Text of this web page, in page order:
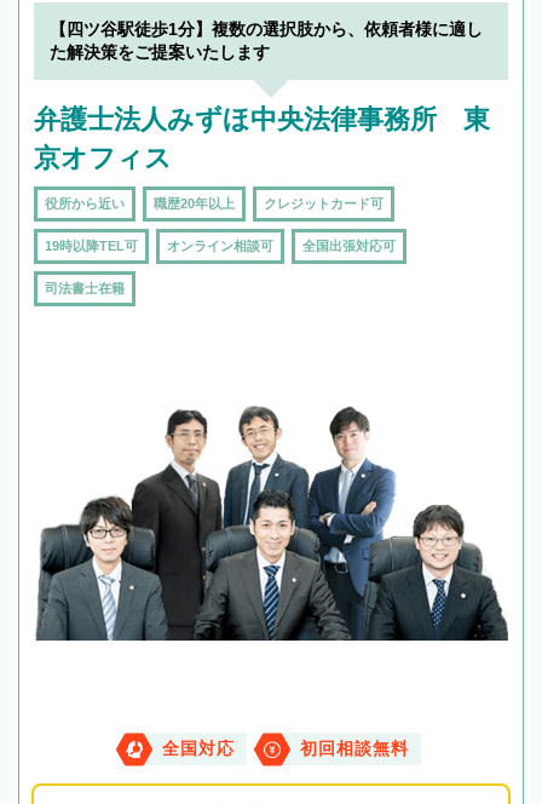
【四ツ谷駅徒歩1分】複数の選択肢から、依頼者様に適し
た解決策をご提案いたします
弁護士法人みずほ中央法律事務所 東
京オフィス
役所から近い 職歴20年以上 クレジットカード可
19時以降TEL可 オンライン相談可 全国出張対応可
司法書士在籍
全国対応 初回相談無料